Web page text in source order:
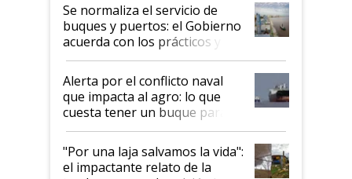
Se normaliza el servicio de
buques y puertos: el Gobierno
acuerda con los prácticos y
suspende el decreto de
desregulación
Alerta por el conflicto naval
que impacta al agro: lo que
cuesta tener un buque parado
y el peligro de que Argentina
pase a ser "país sucio"
"Por una laja salvamos la vida":
el impactante relato de la